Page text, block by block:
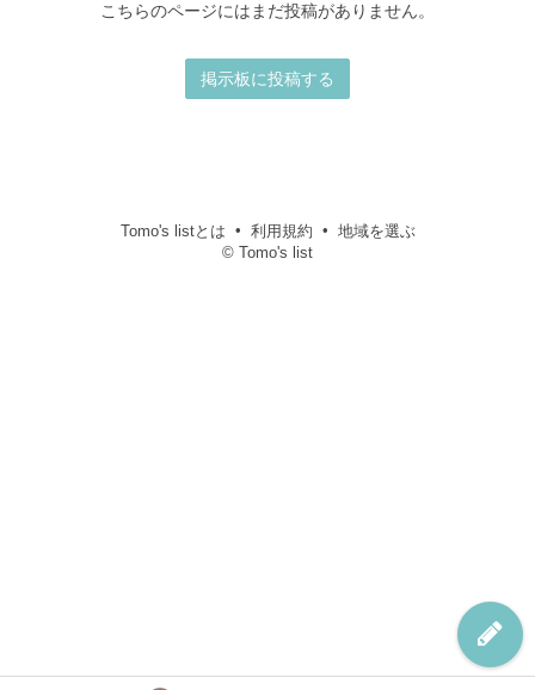
こちらのページにはまだ投稿がありません。
掲示板に投稿する
Tomo's listとは 利用規約
地域を選ぶ
© Tomo's list